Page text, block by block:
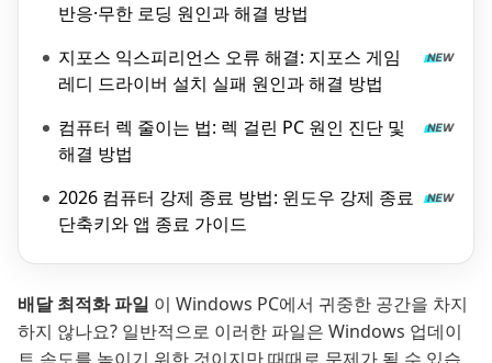
반응·무한 로딩 원인과 해결 방법
지포스 익스피리언스 오류 해결: 지포스 게임
레디 드라이버 설치 실패 원인과 해결 방법
컴퓨터 렉 줄이는 법: 렉 걸린 PC 원인 진단 및
해결 방법
2026 컴퓨터 강제 종료 방법: 윈도우 강제 종료
단축키와 앱 종료 가이드
배달 최적화 파일 이 Windows PC에서 귀중한 공간을 차지
하지 않나요? 일반적으로 이러한 파일은 Windows 업데이